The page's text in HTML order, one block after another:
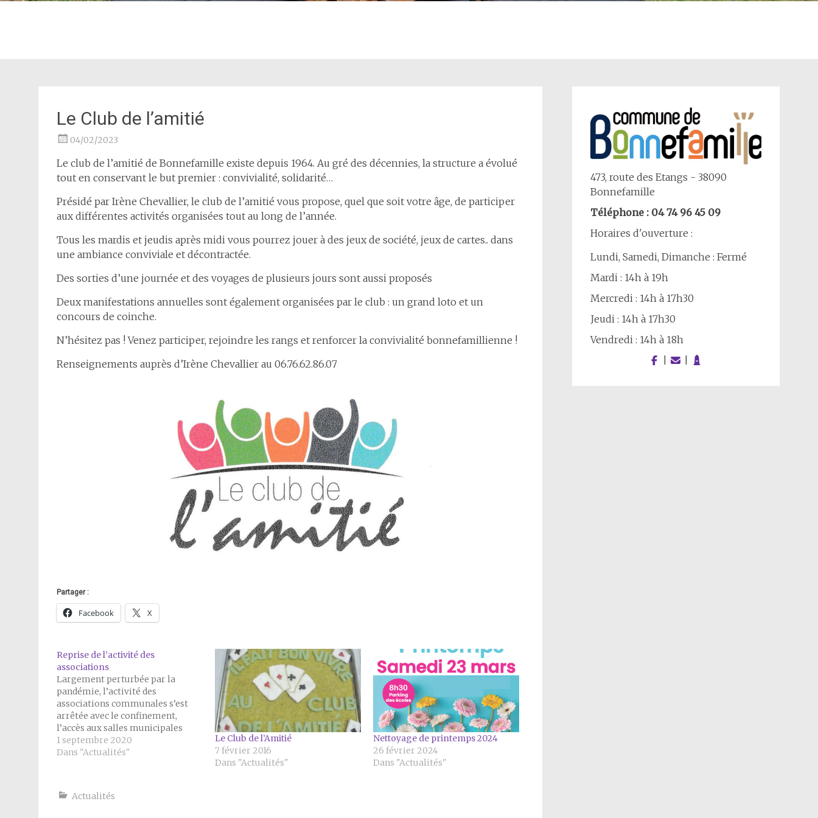
Le Club de l’amitié
04/02/2023
Le club de l’amitié de Bonnefamille existe depuis 1964. Au gré des décennies, la structure a évolué
tout en conservant le but premier : convivialité, solidarité…
Présidé par Irène Chevallier, le club de l’amitié vous propose, quel que soit votre âge, de participer
aux différentes activités organisées tout au long de l’année.
Tous les mardis et jeudis après midi vous pourrez jouer à des jeux de société, jeux de cartes.. dans
une ambiance conviviale et décontractée.
Des sorties d’une journée et des voyages de plusieurs jours sont aussi proposés
Deux manifestations annuelles sont également organisées par le club : un grand loto et un
concours de coinche.
N’hésitez pas ! Venez participer, rejoindre les rangs et renforcer la convivialité bonnefamillienne !
Renseignements auprès d’Irène Chevallier au 06.76.62.86.07
Partager :
Facebook X
Reprise de l’activité des
associations
Largement perturbée par la
pandémie, l’activité des
associations communales s’est
arrêtée avec le confinement,
l’accès aux salles municipales
ayant fait l’objet d’un arrêté
municipal d’interdiction. Après
modifications sur le planning
d’organisation des salles, il a
1 septembre 2020
Dans "Actualités"
Le Club de l’Amitié
7 février 2016
Dans "Actualités"
Nettoyage de printemps 2024
26 février 2024
Dans "Actualités"
Actualités
473, route des Etangs - 38090
Bonnefamille
Téléphone : 04 74 96 45 09
Horaires d'ouverture :
Lundi, Samedi, Dimanche : Fermé
Mardi : 14h à 19h
Mercredi : 14h à 17h30
Jeudi : 14h à 17h30
Vendredi : 14h à 18h